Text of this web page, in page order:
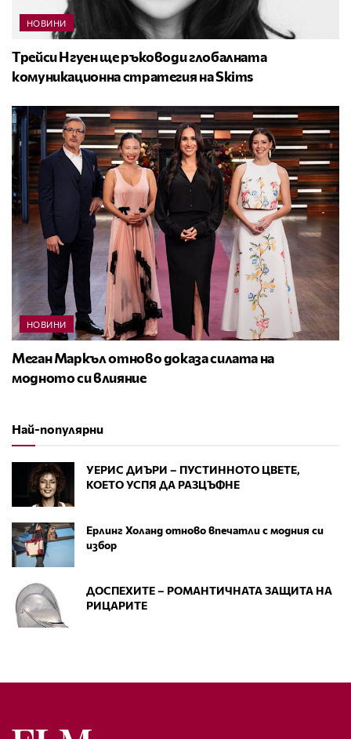
НОВИНИ
Трейси Нгуен ще ръководи глобалната
комуникационна стратегия на Skims
НОВИНИ
Меган Маркъл отново доказа силата на
модното си влияние
Най-популярни
УЕРИС ДИЪРИ – ПУСТИННОТО ЦВЕТЕ,
КОЕТО УСПЯ ДА РАЗЦЪФНЕ
Ерлинг Холанд отново впечатли с модния си
избор
ДОСПЕХИТЕ – РОМАНТИЧНАТА ЗАЩИТА НА
РИЦАРИТЕ